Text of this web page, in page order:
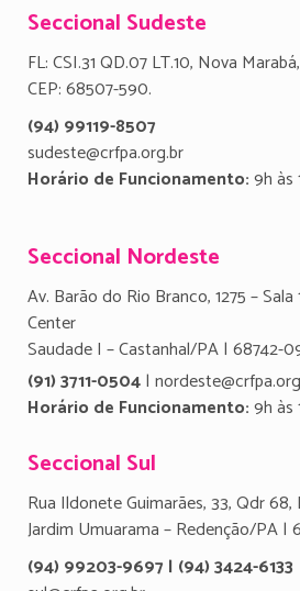
Seccional Sudeste
FL: CSI.31 QD.07 LT.10, Nova
CEP: 68507-590.
(94) 99119-8507
sudeste@crfpa.org.br
Horário de Funcionamento:9h às
Seccional Nordeste
Av. Barão do Rio Branco, 1275 –
Center
Saudade I – Castanhal/PA | 68742-
(91) 3711-0504|
Horário de Funcionamento:9h às
Seccional Sul
Rua Ildonete Guimarães, 33, Qdr 68,
Jardim Umuarama – Redenção/PA |
(94) 99203-9697 | (94) 3424-6133